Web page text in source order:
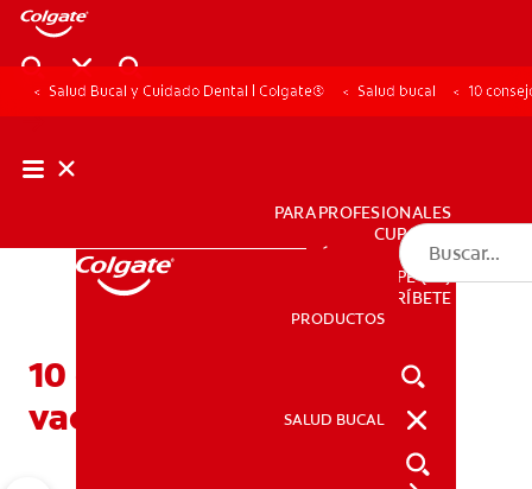
PRODUCTOS
PARA PROFESIONALES
CUPONES
DÓNDE COMPRAR
PE (ES)
SUSCRÍBETE
PRODUCTOS
SALUD BUCAL
Salud Bucal y Cuidado Dental | Colgate® Salud bucal 10
10 consejos para unas
vacaciones increibles